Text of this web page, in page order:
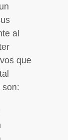
al
que
son: